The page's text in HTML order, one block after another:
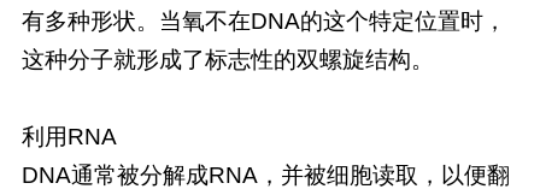
有多种形状。当氧不在DNA的这个特定位置时，
这种分子就形成了标志性的双螺旋结构。
利用RNA
DNA通常被分解成RNA，并被细胞读取，以便翻